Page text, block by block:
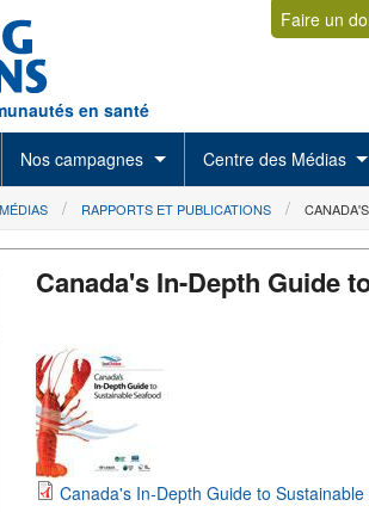
en santé
Faire un
Nos campagnes Centre des Médias
RAPPORTS ET PUBLICATIONS
Canada's In-Depth Guide
Canada's In-Depth Guide to Sustainable